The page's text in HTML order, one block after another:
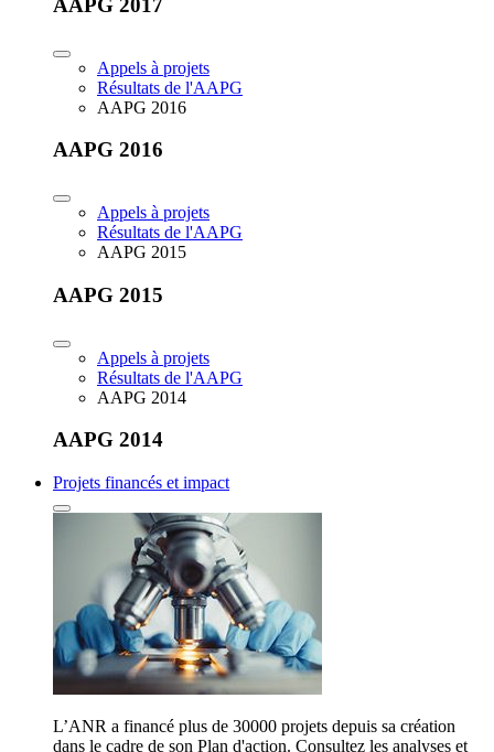
AAPG 2017
Appels à projets
Résultats de l'AAPG
AAPG 2016
AAPG 2016
Appels à projets
Résultats de l'AAPG
AAPG 2015
AAPG 2015
Appels à projets
Résultats de l'AAPG
AAPG 2014
AAPG 2014
Projets financés et impact
L’ANR a financé plus de 30000 projets depuis sa création
dans le cadre de son Plan d'action. Consultez les analyses et